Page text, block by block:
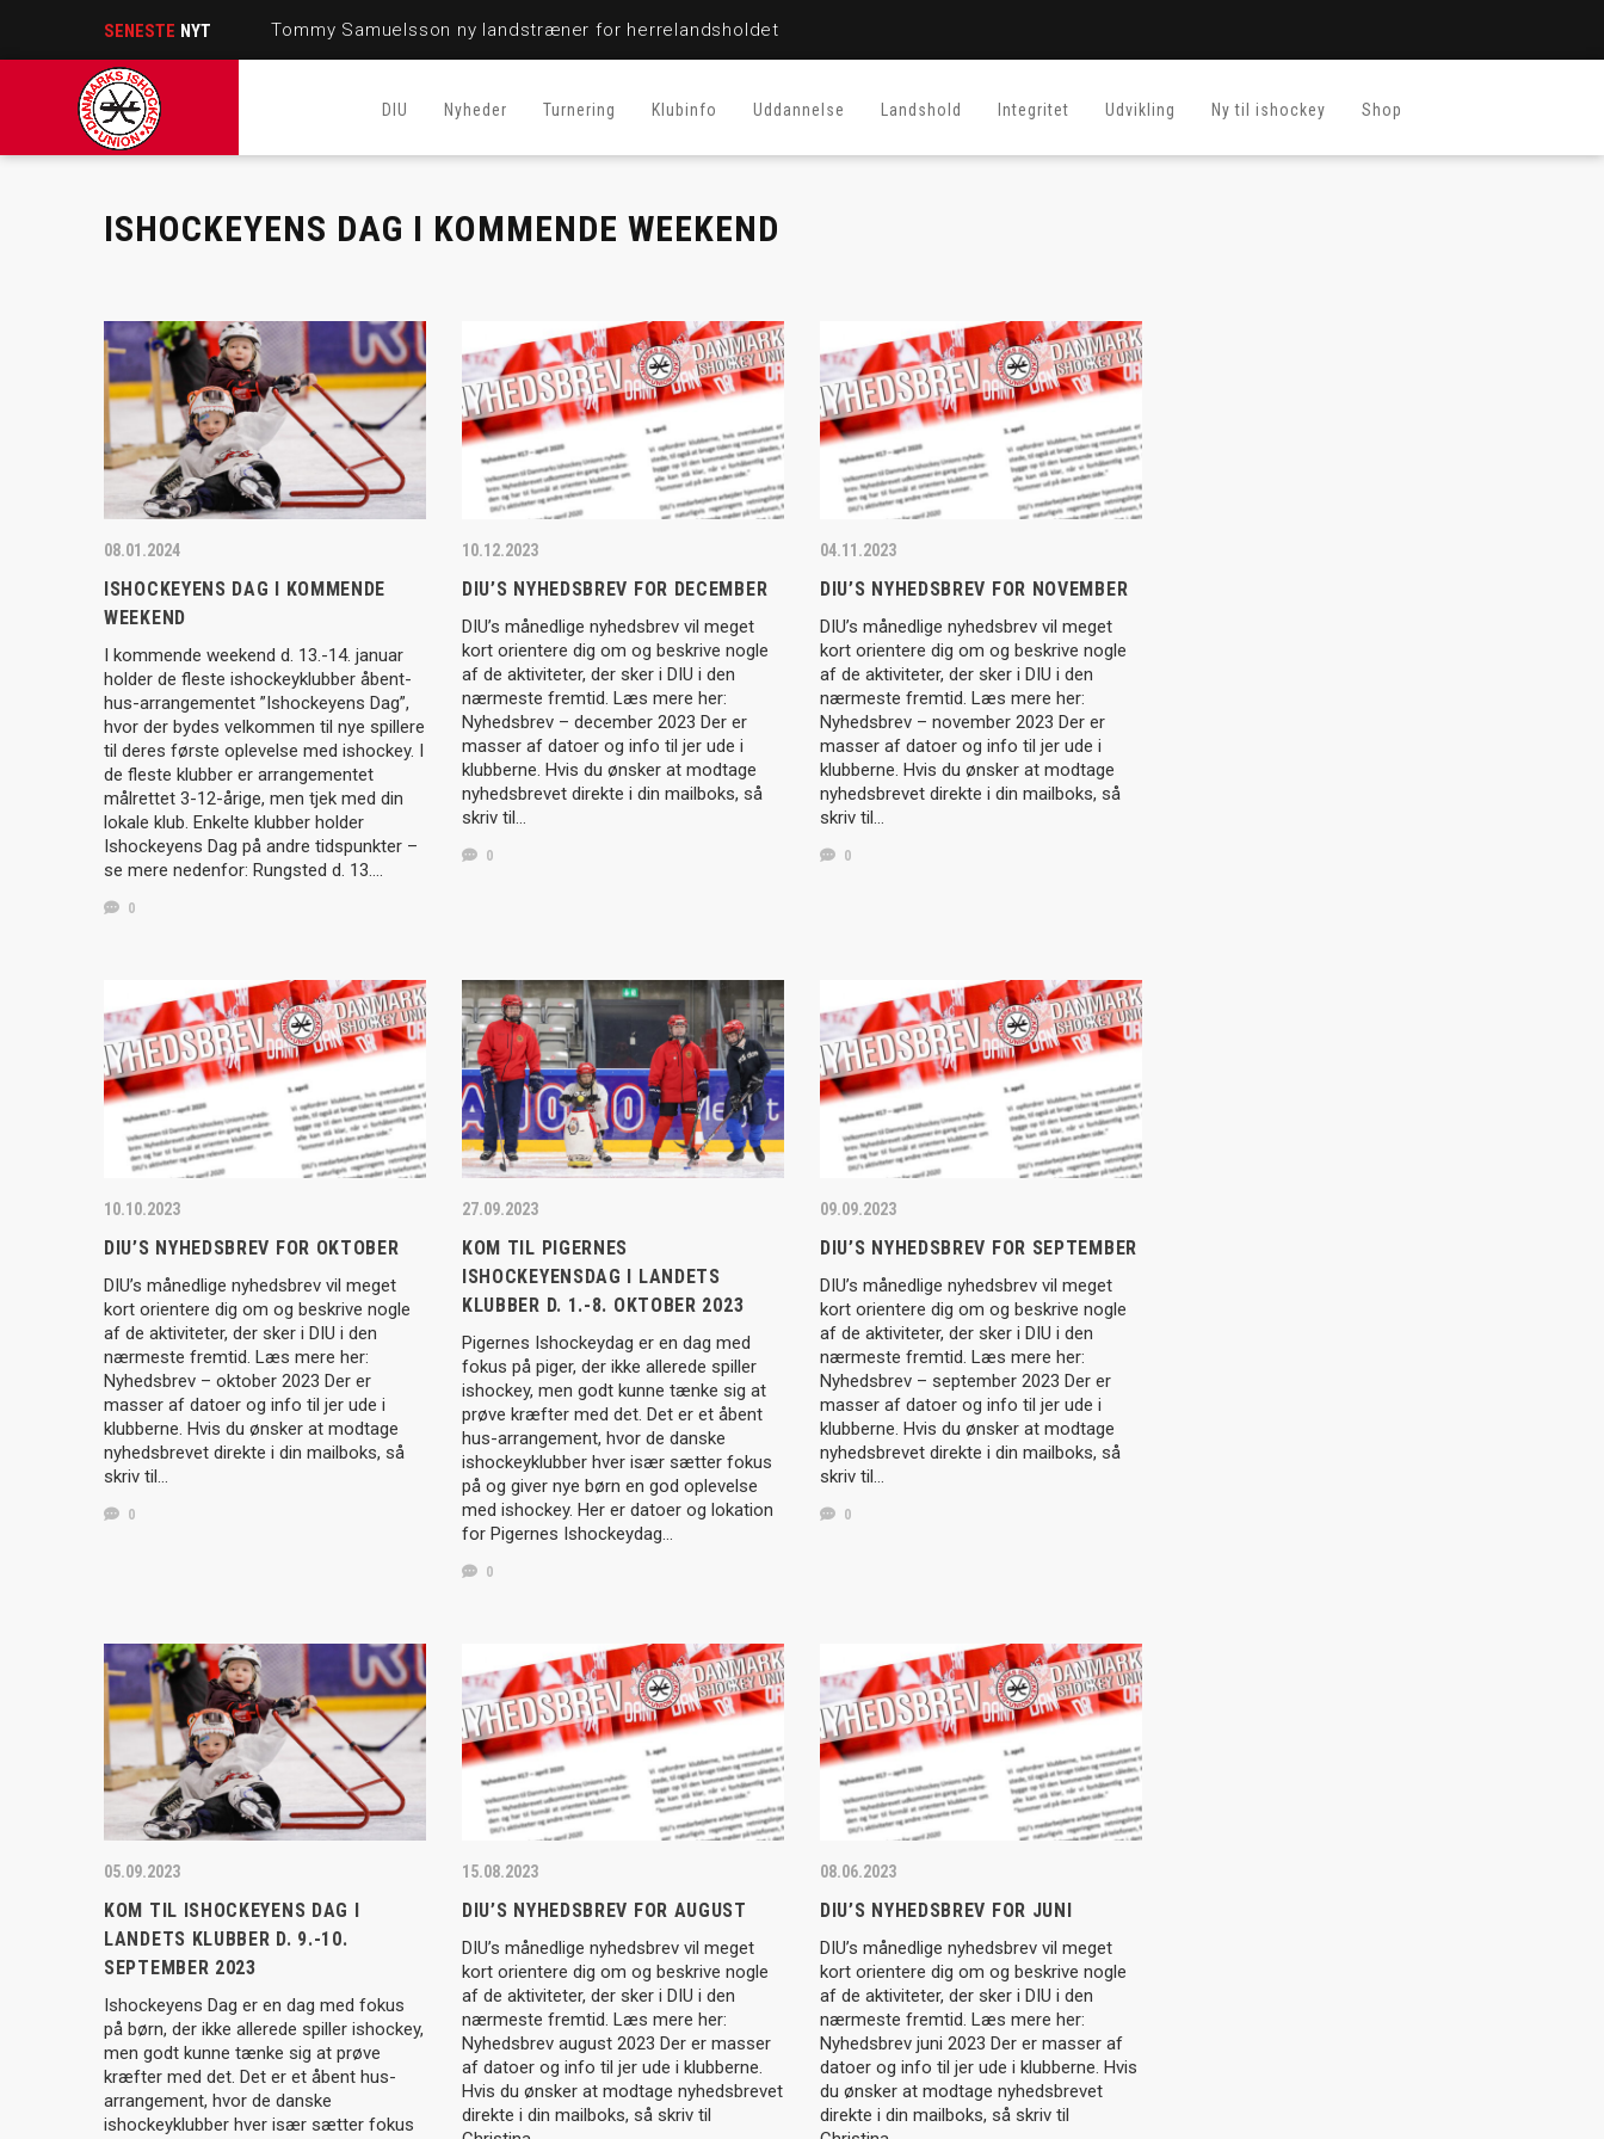
SENESTE NYT Tommy Samuelsson ny landstræner for herrelandsholdet
DIU Nyheder Turnering Klubinfo Uddannelse Landshold Integritet Udvikling Ny til ishockey Shop
ISHOCKEYENS DAG I KOMMENDE WEEKEND
08.01.2024
ISHOCKEYENS DAG I KOMMENDE
WEEKEND
I kommende weekend d. 13.-14. januar
holder de fleste ishockeyklubber åbent-
hus-arrangementet ”Ishockeyens Dag”,
hvor der bydes velkommen til nye spillere
til deres første oplevelse med ishockey. I
de fleste klubber er arrangementet
målrettet 3-12-årige, men tjek med din
lokale klub. Enkelte klubber holder
Ishockeyens Dag på andre tidspunkter –
se mere nedenfor: Rungsted d. 13….
0
10.12.2023
DIU’S NYHEDSBREV FOR DECEMBER
DIU’s månedlige nyhedsbrev vil meget
kort orientere dig om og beskrive nogle
af de aktiviteter, der sker i DIU i den
nærmeste fremtid. Læs mere her:
Nyhedsbrev – december 2023 Der er
masser af datoer og info til jer ude i
klubberne. Hvis du ønsker at modtage
nyhedsbrevet direkte i din mailboks, så
skriv til…
0
04.11.2023
DIU’S NYHEDSBREV FOR NOVEMBER
DIU’s månedlige nyhedsbrev vil meget
kort orientere dig om og beskrive nogle
af de aktiviteter, der sker i DIU i den
nærmeste fremtid. Læs mere her:
Nyhedsbrev – november 2023 Der er
masser af datoer og info til jer ude i
klubberne. Hvis du ønsker at modtage
nyhedsbrevet direkte i din mailboks, så
skriv til…
0
10.10.2023
DIU’S NYHEDSBREV FOR OKTOBER
DIU’s månedlige nyhedsbrev vil meget
kort orientere dig om og beskrive nogle
af de aktiviteter, der sker i DIU i den
nærmeste fremtid. Læs mere her:
Nyhedsbrev – oktober 2023 Der er
masser af datoer og info til jer ude i
klubberne. Hvis du ønsker at modtage
nyhedsbrevet direkte i din mailboks, så
skriv til…
0
27.09.2023
KOM TIL PIGERNES
ISHOCKEYENSDAG I LANDETS
KLUBBER D. 1.-8. OKTOBER 2023
Pigernes Ishockeydag er en dag med
fokus på piger, der ikke allerede spiller
ishockey, men godt kunne tænke sig at
prøve kræfter med det. Det er et åbent
hus-arrangement, hvor de danske
ishockeyklubber hver især sætter fokus
på og giver nye børn en god oplevelse
med ishockey. Her er datoer og lokation
for Pigernes Ishockeydag…
0
09.09.2023
DIU’S NYHEDSBREV FOR SEPTEMBER
DIU’s månedlige nyhedsbrev vil meget
kort orientere dig om og beskrive nogle
af de aktiviteter, der sker i DIU i den
nærmeste fremtid. Læs mere her:
Nyhedsbrev – september 2023 Der er
masser af datoer og info til jer ude i
klubberne. Hvis du ønsker at modtage
nyhedsbrevet direkte i din mailboks, så
skriv til…
0
05.09.2023
KOM TIL ISHOCKEYENS DAG I
LANDETS KLUBBER D. 9.-10.
SEPTEMBER 2023
Ishockeyens Dag er en dag med fokus
på børn, der ikke allerede spiller ishockey,
men godt kunne tænke sig at prøve
kræfter med det. Det er et åbent hus-
arrangement, hvor de danske
ishockeyklubber hver især sætter fokus
15.08.2023
DIU’S NYHEDSBREV FOR AUGUST
DIU’s månedlige nyhedsbrev vil meget
kort orientere dig om og beskrive nogle
af de aktiviteter, der sker i DIU i den
nærmeste fremtid. Læs mere her:
Nyhedsbrev august 2023 Der er masser
af datoer og info til jer ude i klubberne.
Hvis du ønsker at modtage nyhedsbrevet
direkte i din mailboks, så skriv til
08.06.2023
DIU’S NYHEDSBREV FOR JUNI
DIU’s månedlige nyhedsbrev vil meget
kort orientere dig om og beskrive nogle
af de aktiviteter, der sker i DIU i den
nærmeste fremtid. Læs mere her:
Nyhedsbrev juni 2023 Der er masser af
datoer og info til jer ude i klubberne. Hvis
du ønsker at modtage nyhedsbrevet
direkte i din mailboks, så skriv til